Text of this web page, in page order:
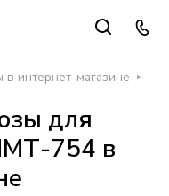
интернет-магазине
для
754 в